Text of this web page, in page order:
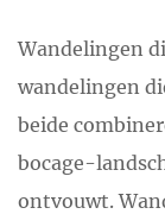
Wandelingen
wandelingen
beide
bocage-
ontvouwt.